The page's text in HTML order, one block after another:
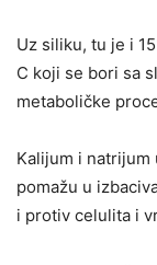
Uz siliku, tu je i
C koji se bori sa
metaboličke
Kalijum i
pomažu u
i protiv celulita i